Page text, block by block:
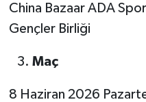
China Bazaar ADA
Gençler Birliği
Maç
8 Haziran 2026